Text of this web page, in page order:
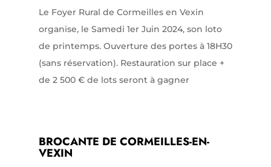
Le Foyer Rural de Cormeilles en Vexin
organise, le Samedi 1er Juin 2024, son loto
de printemps. Ouverture des portes à 18H30
(sans réservation). Restauration sur place +
de 2 500 € de lots seront à gagner
BROCANTE DE CORMEILLES-EN-
VEXIN